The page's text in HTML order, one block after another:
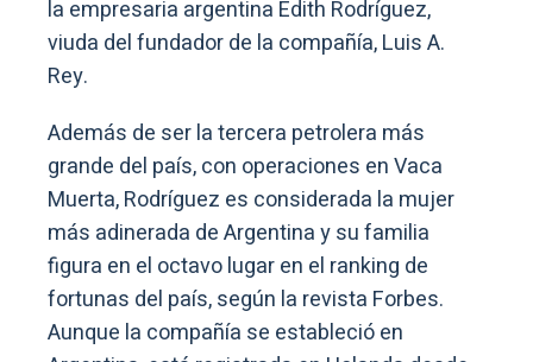
la empresaria argentina Edith Rodríguez,
viuda del fundador de la compañía, Luis A.
Rey.
Además de ser la tercera petrolera más
grande del país, con operaciones en Vaca
Muerta, Rodríguez es considerada la mujer
más adinerada de Argentina y su familia
figura en el octavo lugar en el ranking de
fortunas del país, según la revista Forbes.
Aunque la compañía se estableció en